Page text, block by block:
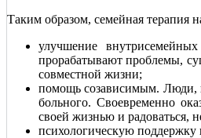
Таким образом, семейная терапия
улучшение
прорабатывают проблемы,
совместной жизни;
помощь созависимым. Люди,
больного. Своевременно
своей жизнью и радоваться,
психологическую поддержку